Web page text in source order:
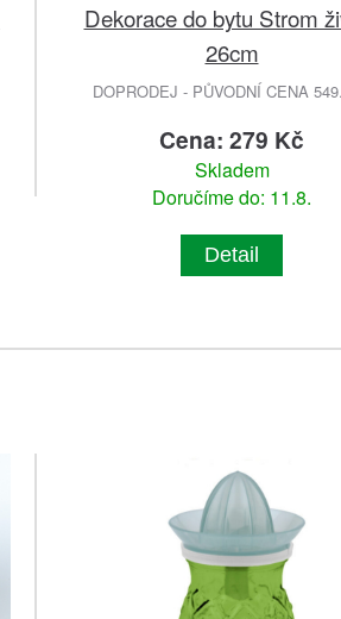
Dekorace do bytu Strom
26cm
DOPRODEJ - PŮVODNÍ CENA
Cena: 279 Kč
Skladem
Doručíme do: 11.8.
Detail